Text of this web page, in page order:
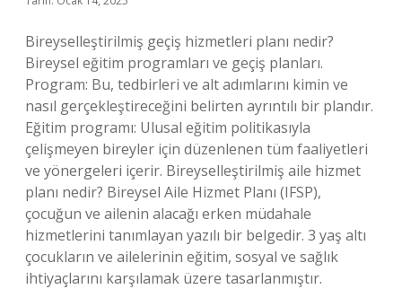
Bireyselleştirilmiş geçiş hizmetleri planı nedir?
Bireysel eğitim programları ve geçiş planları.
Program: Bu, tedbirleri ve alt adımlarını kimin ve
nasıl gerçekleştireceğini belirten ayrıntılı bir plandır.
Eğitim programı: Ulusal eğitim politikasıyla
çelişmeyen bireyler için düzenlenen tüm faaliyetleri
ve yönergeleri içerir. Bireyselleştirilmiş aile hizmet
planı nedir? Bireysel Aile Hizmet Planı (IFSP),
çocuğun ve ailenin alacağı erken müdahale
hizmetlerini tanımlayan yazılı bir belgedir. 3 yaş altı
çocukların ve ailelerinin eğitim, sosyal ve sağlık
ihtiyaçlarını karşılamak üzere tasarlanmıştır.